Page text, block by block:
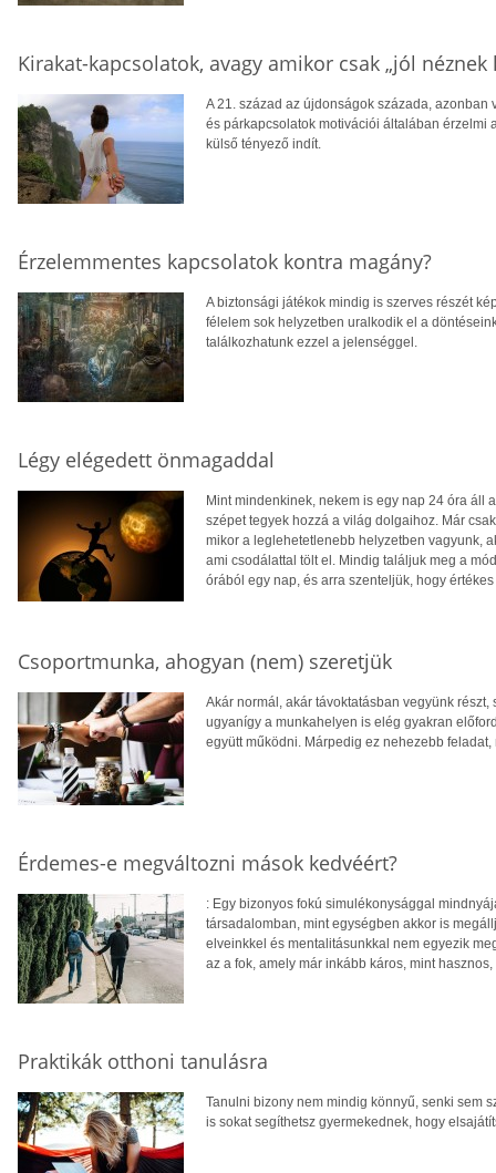
Kirakat-kapcsolatok, avagy amikor csak „jól
A 21. század az újdonságok százada,
és párkapcsolatok motivációi általában érzelmi
külső tényező indít.
Érzelemmentes kapcsolatok kontra magány?
A biztonsági játékok mindig is szerves részét
félelem sok helyzetben uralkodik el a
találkozhatunk ezzel a jelenséggel.
Légy elégedett önmagaddal
Mint mindenkinek, nekem is egy nap 24 óra áll
szépet tegyek hozzá a világ dolgaihoz. Már
mikor a leglehetetlenebb helyzetben vagyunk,
ami csodálattal tölt el. Mindig találjuk meg a
órából egy nap, és arra szenteljük, hogy
Csoportmunka, ahogyan (nem) szeretjük
Akár normál, akár távoktatásban vegyünk
ugyanígy a munkahelyen is elég gyakran
együtt működni. Márpedig ez nehezebb
Érdemes-e megváltozni mások kedvéért?
: Egy bizonyos fokú simulékonysággal
társadalomban, mint egységben akkor is
elveinkkel és mentalitásunkkal nem egyezik
az a fok, amely már inkább káros, mint
Praktikák otthoni tanulásra
Tanulni bizony nem mindig könnyű, senki sem
is sokat segíthetsz gyermekednek, hogy